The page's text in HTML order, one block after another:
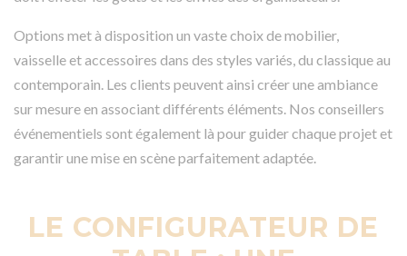
Options met à disposition un vaste choix de mobilier,
vaisselle et accessoires dans des styles variés, du classique au
contemporain. Les clients peuvent ainsi créer une ambiance
sur mesure en associant différents éléments. Nos conseillers
événementiels sont également là pour guider chaque projet et
garantir une mise en scène parfaitement adaptée.
LE CONFIGURATEUR DE